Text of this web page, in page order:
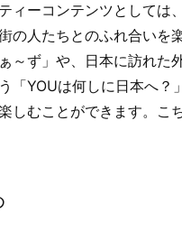
ィーコンテンツとしては
の人たちとのふれ合いを
～ず」や、日本に訪れた
「YOUは何しに日本へ？
しむことができます。こ